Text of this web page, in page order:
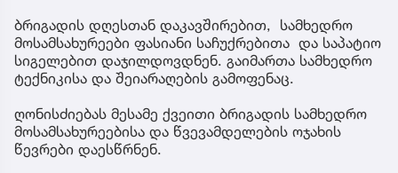
ბრიგადის დღესთან დაკავშირებით, სამხედრო
მოსამსახურეები ფასიანი საჩუქრებითა და საპატიო
სიგელებით დაჯილდოვდნენ. გაიმართა სამხედრო
ტექნიკისა და შეიარაღების გამოფენაც.
ღონისძიებას მესამე ქვეითი ბრიგადის სამხედრო
მოსამსახურეებისა და წვევამდელების ოჯახის
წევრები დაესწრნენ.